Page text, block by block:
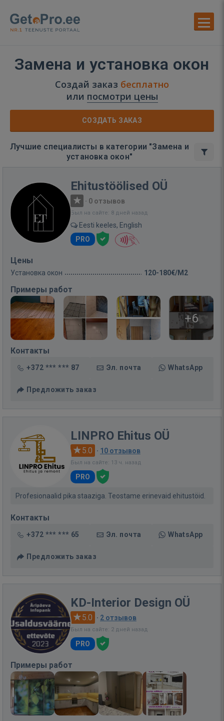
Замена и установка окон
Создай заказ бесплатно
или посмотри цены
СОЗДАТЬ ЗАКАЗ
Лучшие специалисты в категории "Замена и
установка окон"
Ehitustöölised OÜ
· 0 отзывов
Был на сайте: 8 дней назад
Eesti keeles, English
PRO
Цены
Установка окон 120-180€/M2
Примеры работ
+6
Контакты
+372 *** *** 87 Эл. почта WhatsApp
Предложить заказ
LINPRO Ehitus OÜ
5.0 · 10 отзывов
Был на сайте: 13 ч. назад
PRO
Profesionaalid pika staaziga. Teostame erinevaid ehitustöid.
Контакты
+372 *** *** 65 Эл. почта WhatsApp
Предложить заказ
KD-Interior Design OÜ
5.0 · 2 отзывов
Был на сайте: 2 дней назад
PRO
Примеры работ